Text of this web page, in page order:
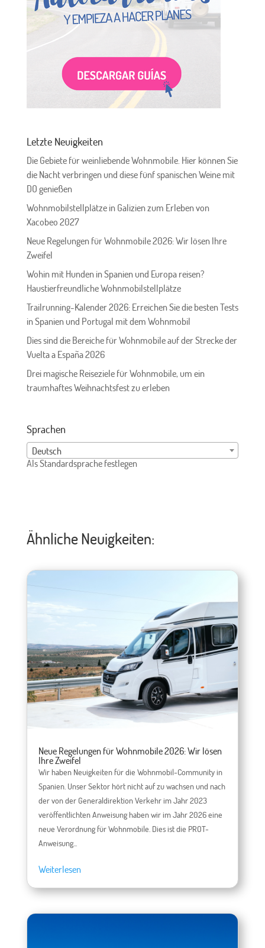
Letzte Neuigkeiten
Die Gebiete für weinliebende Wohnmobile. Hier können Sie
die Nacht verbringen und diese fünf spanischen Weine mit
DO genießen
Wohnmobilstellplätze in Galizien zum Erleben von
Xacobeo 2027
Neue Regelungen für Wohnmobile 2026: Wir lösen Ihre
Zweifel
Wohin mit Hunden in Spanien und Europa reisen?
Haustierfreundliche Wohnmobilstellplätze
Trailrunning-Kalender 2026: Erreichen Sie die besten Tests
in Spanien und Portugal mit dem Wohnmobil
Dies sind die Bereiche für Wohnmobile auf der Strecke der
Vuelta a España 2026
Drei magische Reiseziele für Wohnmobile, um ein
traumhaftes Weihnachtsfest zu erleben
Sprachen
Deutsch
Als Standardsprache festlegen
Ähnliche Neuigkeiten:
Neue Regelungen für Wohnmobile 2026: Wir lösen
Ihre Zweifel
Wir haben Neuigkeiten für die Wohnmobil-Community in
Spanien. Unser Sektor hört nicht auf zu wachsen und nach
der von der Generaldirektion Verkehr im Jahr 2023
veröffentlichten Anweisung haben wir im Jahr 2026 eine
neue Verordnung für Wohnmobile. Dies ist die PROT-
Anweisung...
Weiterlesen